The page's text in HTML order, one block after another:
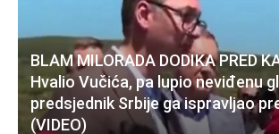
BLAM MILORADA DODIKA PRED
Hvalio Vučića, pa lupio neviđenu
predsjednik Srbije ga ispravljao
(VIDEO)